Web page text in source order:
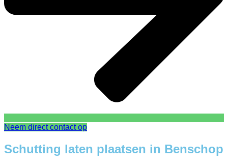
Neem direct contact op
Schutting laten plaatsen in Benschop